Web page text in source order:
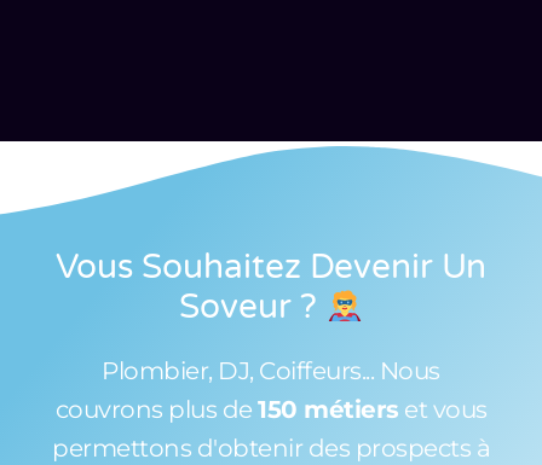
Vous Souhaitez Devenir Un
Soveur ?
Plombier, DJ, Coiffeurs... Nous
couvrons plus de 150 métiers et vous
permettons d'obtenir des prospects à